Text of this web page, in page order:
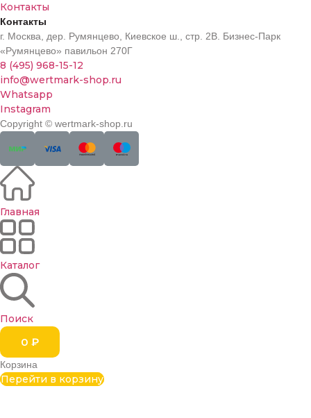
Контакты
Контакты
г. Москва, дер. Румянцево, Киевское ш., стр. 2В. Бизнес-Парк
«Румянцево» павильон 270Г
8 (495) 968-15-12
info@wertmark-shop.ru
Whatsapp
Instagram
Copyright © wertmark-shop.ru
Главная
Каталог
Поиск
0 ₽
Корзина
Перейти в корзину